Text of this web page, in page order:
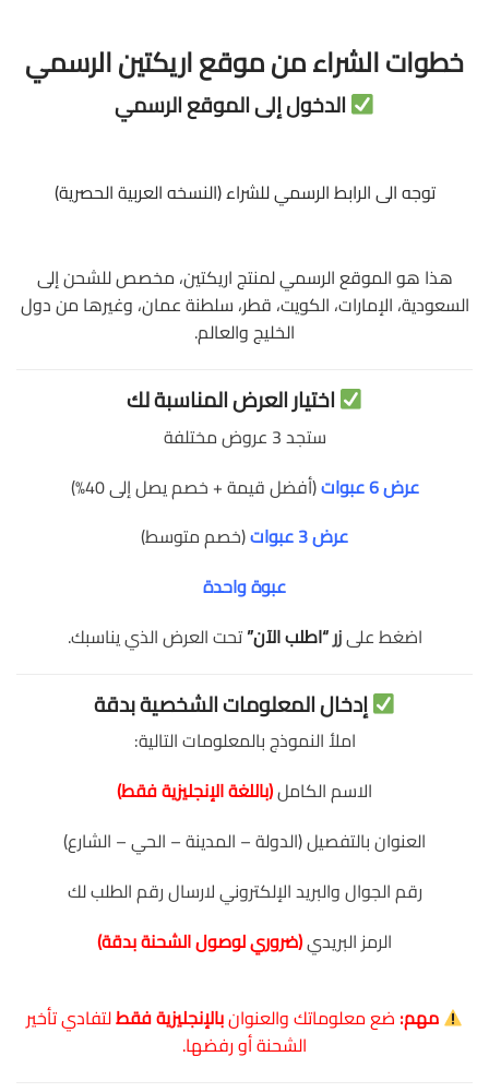
خطوات الشراء من موقع اريكتين الرسمي
الدخول إلى الموقع الرسمي
توجه الى الرابط الرسمي للشراء (النسخه العربية الحصرية)
هذا هو الموقع الرسمي لمنتج اريكتين، مخصص للشحن إلى
السعودية، الإمارات، الكويت، قطر، سلطنة عمان، وغيرها من دول
الخليج والعالم.
اختيار العرض المناسبة لك
ستجد 3 عروض مختلفة
عرض 6 عبوات
(أفضل قيمة + خصم يصل إلى 40%)
عرض 3 عبوات
(خصم متوسط)
عبوة واحدة
اضغط علىزر“اطلب الآن”تحت العرض الذي يناسبك.
إدخال المعلومات الشخصية بدقة
املأ النموذج بالمعلومات التالية:
الاسم الكامل(باللغة الإنجليزية فقط)
العنوان بالتفصيل (الدولة – المدينة – الحي – الشارع)
رقم الجوال والبريد الإلكتروني لارسال رقم الطلب لك
الرمز البريدي(ضروري لوصول الشحنة بدقة)
مهم: ضع معلوماتك والعنوانبالإنجليزية فقطلتفادي تأخير
الشحنة أو رفضها.